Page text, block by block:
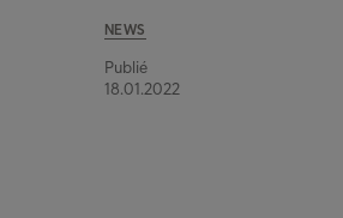
NEWS
Publié
18.01.2022